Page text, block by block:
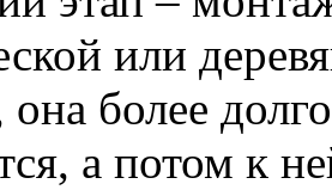
или
более
а потом к